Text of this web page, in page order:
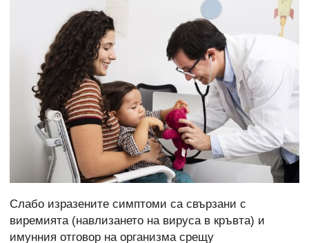
Слабо изразените симптоми са свързани с
виремията (навлизането на вируса в кръвта) и
имунния отговор на организма срещу